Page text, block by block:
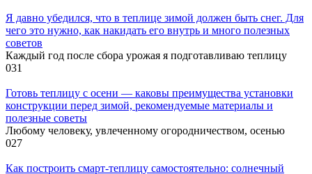
Я давно убедился, что в теплице зимой должен быть снег. Для
чего это нужно, как накидать его внутрь и много полезных
советов
Каждый год после сбора урожая я подготавливаю теплицу
031
Готовь теплицу с осени — каковы преимущества установки
конструкции перед зимой, рекомендуемые материалы и
полезные советы
Любому человеку, увлеченному огородничеством, осенью
027
Как построить смарт-теплицу самостоятельно: солнечный